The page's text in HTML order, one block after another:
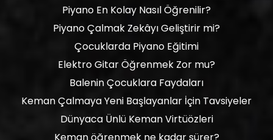
Piyano En Kolay Nasıl Öğrenilir?
Piyano Çalmak Zekâyı Geliştirir mi?
Çocuklarda Piyano Eğitimi
Elektro Gitar Öğrenmek Zor mu?
Balenin Çocuklara Faydaları
Keman Çalmaya Yeni Başlayanlar İçin Tavsiyeler
Dünyaca Ünlü Keman Virtüözleri